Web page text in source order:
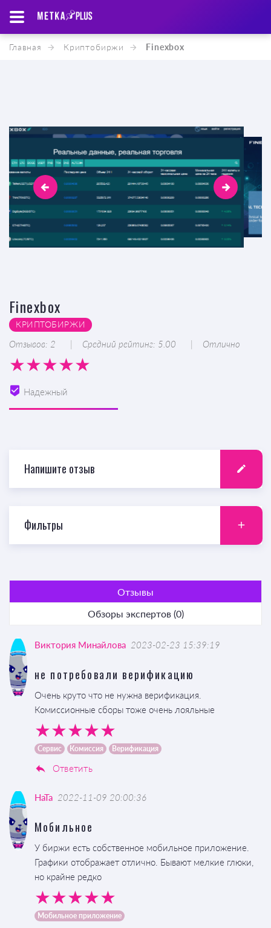
Главная Криптобиржи Finexbox
Finexbox
КРИПТОБИРЖИ
Отзывов: 2 Средний рейтинг: 5.00 Отлично
Надежный
Напишите отзыв
Фильтры
Отзывы
Обзоры экспертов (0)
Виктория Минайлова 2023-02-23 15:39:19
не потребовали верификацию
Очень круто что не нужна верификация.
Комиссионные сборы тоже очень лояльные
Сервис Комиссия Верификация
Ответить
HaTa 2022-11-09 20:00:36
Мобильное
У биржи есть собственное мобильное приложение.
Графики отображает отлично. Бывают мелкие глюки,
но крайне редко
Мобильное приложение